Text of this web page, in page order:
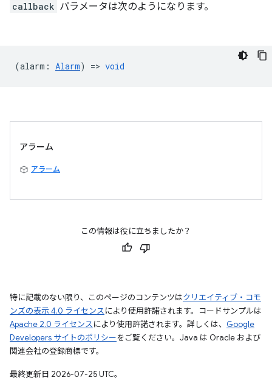
callback パラメータは次のようになります。
(alarm : Alarm) => void
アラーム
アラーム
この情報は役に立ちましたか？
特に記載のない限り、このページのコンテンツはクリエイティブ・コモ
ンズの表示 4.0 ライセンスにより使用許諾されます。コードサンプルは
Apache 2.0 ライセンスにより使用許諾されます。詳しくは、 Google
Developers サイトのポリシーをご覧ください。Java は Oracle および
関連会社の登録商標です。
最終更新日 2026-07-25 UTC。